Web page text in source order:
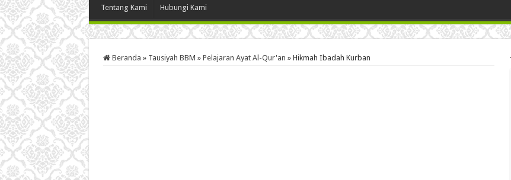
Tentang Kami Hubungi Kami
Beranda » Tausiyah BBM » Pelajaran Ayat Al-Qur'an » Hikmah Ibadah Kurban